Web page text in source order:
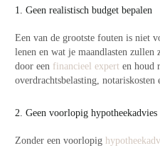
1. Geen realistisch budget bepalen
Een van de grootste fouten is niet
lenen en wat je maandlasten
door een financieel expert en houd
overdrachtsbelasting, notariskosten
2. Geen voorlopig
Zonder een voorlopig